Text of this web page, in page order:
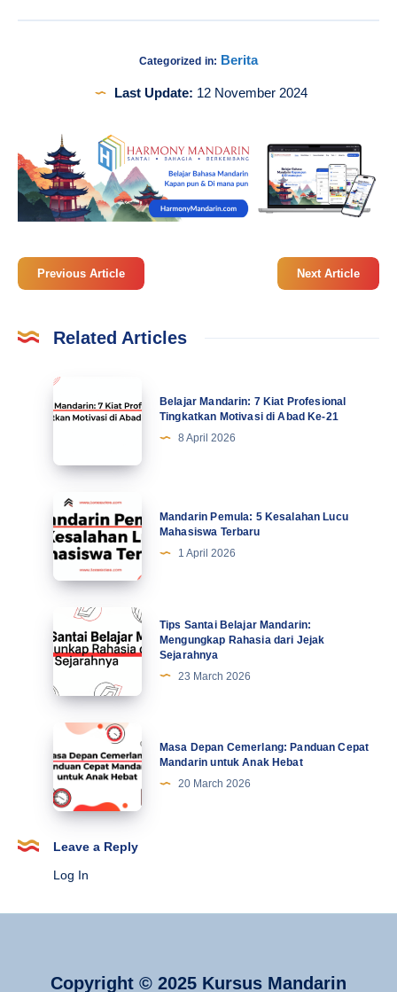
Categorized in: Berita
Last Update: 12 November 2024
Previous Article Next Article
Related Articles
Belajar
Mandarin:
Profesional
Tingkatkan
Motivasi
di
Abad
Ke-
Belajar Mandarin: 7 Kiat Profesional
Tingkatkan Motivasi di Abad Ke-21
8 April 2026
Mandarin
Pemula:
5
Kesalahan
Lucu
Mahasiswa
Terbaru
Mandarin Pemula: 5 Kesalahan Lucu
Mahasiswa Terbaru
1 April 2026
Tips
Santai
Belajar
Mandarin:
Mengungkap
Rahasia
dari
Jejak
Sejarahnya
Tips Santai Belajar Mandarin:
Mengungkap Rahasia dari Jejak
Sejarahnya
23 March 2026
Masa
Depan
Cemerlang:
Panduan
Cepat
Mandarin
Masa Depan Cemerlang: Panduan Cepat
Mandarin untuk Anak Hebat
20 March 2026
Leave a Reply
Log In
Copyright © 2025 Kursus Mandarin